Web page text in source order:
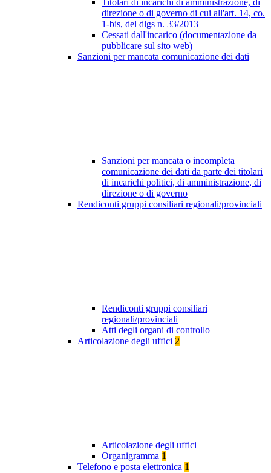
Titolari di incarichi di amministrazione, di
direzione o di governo di cui all'art. 14, co.
1-bis, del dlgs n. 33/2013
Cessati dall'incarico (documentazione da
pubblicare sul sito web)
Sanzioni per mancata comunicazione dei dati
Sanzioni per mancata o incompleta
comunicazione dei dati da parte dei titolari
di incarichi politici, di amministrazione, di
direzione o di governo
Rendiconti gruppi consiliari regionali/provinciali
Rendiconti gruppi consiliari
regionali/provinciali
Atti degli organi di controllo
Articolazione degli uffici 2
Articolazione degli uffici
Organigramma 1
Telefono e posta elettronica 1